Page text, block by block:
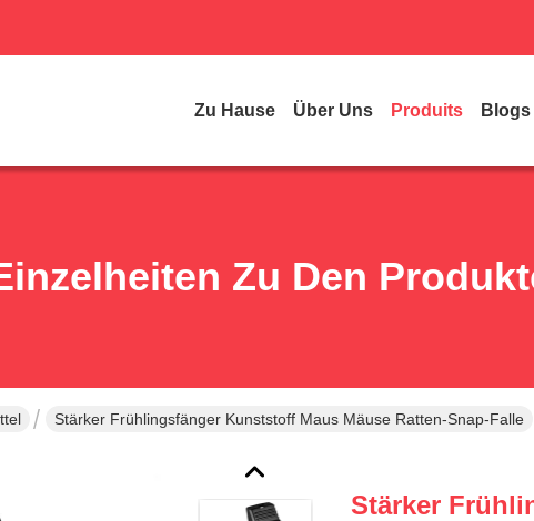
Zu Hause Über Uns Produits Blogs
Zu Den
Stärker Frühlingsfänger Kunststoff Maus Mäuse Ratten-Snap-Falle
Stärker